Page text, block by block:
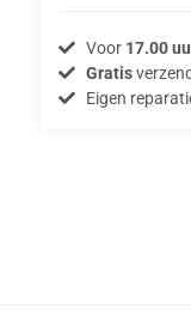
Voor 17.00
Gratis
Eigen